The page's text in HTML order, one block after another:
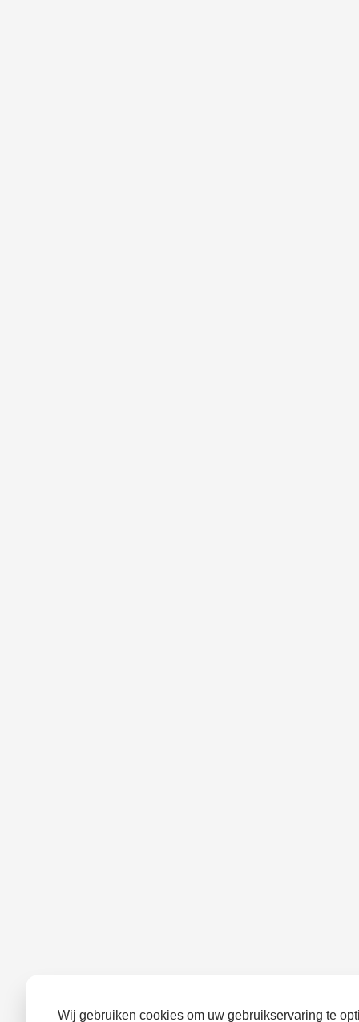
Wij gebruiken cookies om uw gebruikservaring te